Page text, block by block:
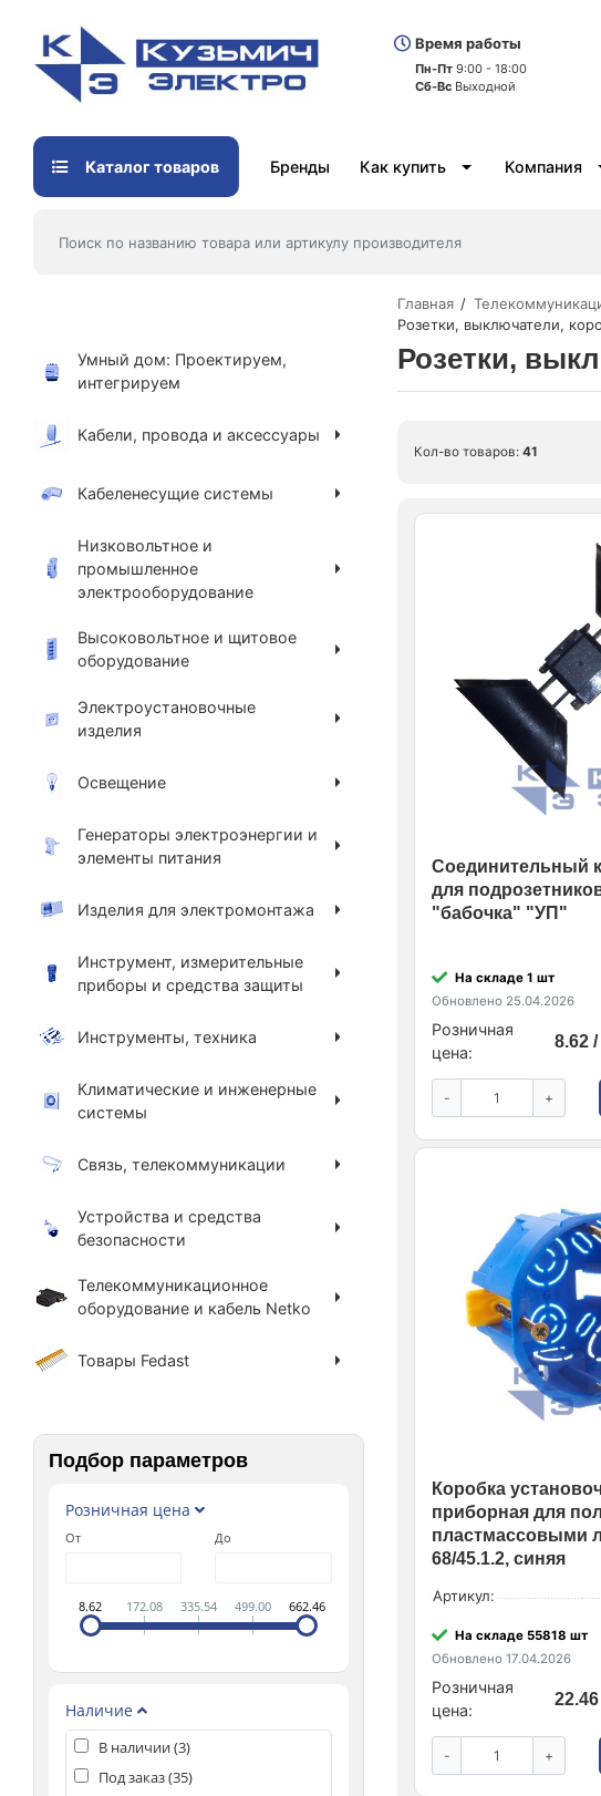
Время работы
Пн-Пт 9:00 - 18:00
Сб-Вс Выходной
Каталог товаров Бренды Как купить Компания
Главная
Розетки, выключатели,
Розетки,
Кол-во товаров: 41
Соединительный
для
"бабочка" "УП"
На складе 1 шт
Обновлено 25.04.2026
Розничная
цена:
8.62
- +
Коробка
приборная для
пластмассовыми
68/45.1.2, синяя
Артикул:
На складе 55818 шт
Обновлено 17.04.2026
Розничная
цена:
- +
Умный дом: Проектируем,
интегрируем
Кабели, провода и аксессуары
Кабеленесущие системы
Низковольтное и
промышленное
электрооборудование
Высоковольтное и щитовое
оборудование
Электроустановочные
изделия
Освещение
Генераторы электроэнергии и
элементы питания
Изделия для электромонтажа
Инструмент, измерительные
приборы и средства защиты
Инструменты, техника
Климатические и инженерные
системы
Связь, телекоммуникации
Устройства и средства
безопасности
Телекоммуникационное
оборудование и кабель Netko
Товары Fedast
Подбор параметров
Розничная цена
От До
8.62 172.08 335.54 499.00 662.46
Наличие
В наличии (3)
Под заказ (35)